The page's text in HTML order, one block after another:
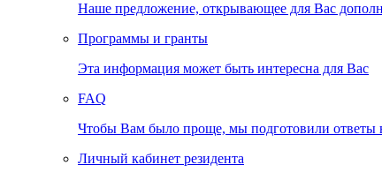
Наше предложение, открывающее для Вас
Программы и гранты
Эта информация может быть интересна для Вас
FAQ
Чтобы Вам было проще, мы подготовили ответы
Личный кабинет резидента